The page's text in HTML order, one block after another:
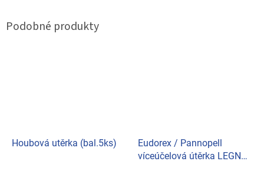
Houbová utěrka (bal.5ks)
Eudorex / Pannopell
víceúčelová útěrka LEGNO